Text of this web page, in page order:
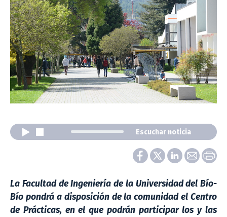
Escuchar noticia
La Facultad de Ingeniería de la Universidad del Bío-
Bío pondrá a disposición de la comunidad el Centro
de Prácticas, en el que podrán participar los y las